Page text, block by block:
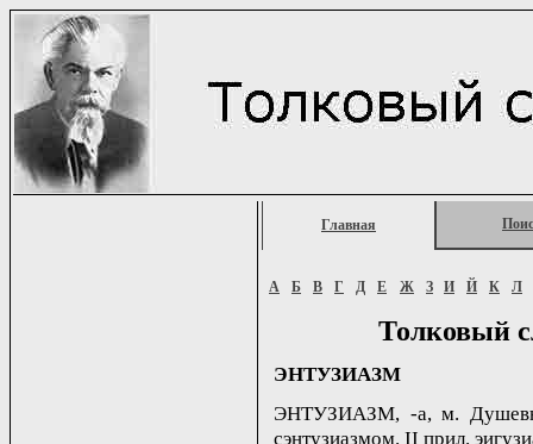
Главная
А Б В Г Д Е Ж З И Й К Л
Толковый
ЭНТУЗИАЗМ
ЭНТУЗИАЗМ, -а, м.
сэнтузиазмом. II прил.